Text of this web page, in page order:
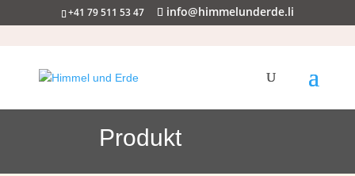
+41 79 511 53 47 info@himmelunderde.li
Produkt